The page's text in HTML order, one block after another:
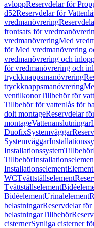
avloppReservdelar för
d52Reservdelar för
vredmanövrering
frontsats för
vredmanövreringMed
för Med vredmanövrering
vredmanövrering och
för vredmanövrering och
tryckknappsmanövrering
tryckknappsmanövrering
ventilkonorTillbehör för
Tillbehör för vattenlås för
dolt montageReservdelar
montageVattenanslutningar
DuofixSystemväggar
Systemväggar
InstallationssystemTillbehör
Tillbehör
Installationselement
WCTvättställselement
Tvättställselement
BidéelementUrinalelement
belastningarReservdelar
belastningarTillbehör
cisternerSynliga cisterner